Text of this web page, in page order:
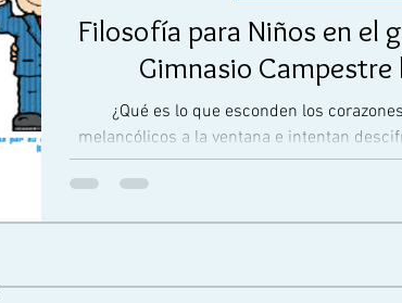
Filosofía para Niños en el
Gimnasio Campestre
¿Qué es lo que esconden los
melancólicos a la ventana e intentan
que impregnan...